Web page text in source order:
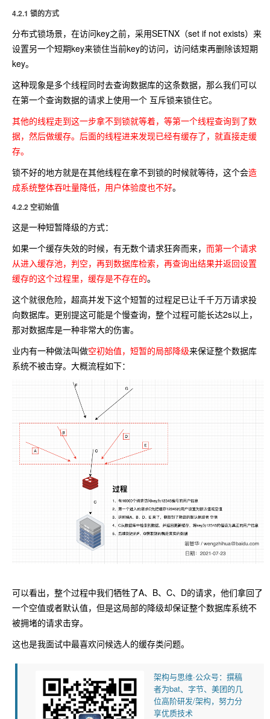
4.2.1 锁的方式
分布式锁场景，在访问key之前，采用SETNX（set if not exists）来
设置另一个短期key来锁住当前key的访问，访问结束再删除该短期
key。
这种现象是多个线程同时去查询数据库的这条数据，那么我们可以
在第一个查询数据的请求上使用一个 互斥锁来锁住它。
其他的线程走到这一步拿不到锁就等着，等第一个线程查询到了数
据，然后做缓存。后面的线程进来发现已经有缓存了，就直接走缓
存。
锁不好的地方就是在其他线程在拿不到锁的时候就等待，这个会造
成系统整体吞吐量降低，用户体验度也不好。
4.2.2 空初始值
这是一种短暂降级的方式：
如果一个缓存失效的时候，有无数个请求狂奔而来， 而第一个请求
从进入缓存池，判空，再到数据库检索，再查询出结果并返回设置
缓存的这个过程里，缓存是不存在的。
这个就很危险，超高并发下这个短暂的过程足已让千千万万请求投
向数据库。更别提这可能是个慢查询，整个过程可能长达2s以上，
那对数据库是一种非常大的伤害。
业内有一种做法叫做空初始值，短暂的局部降级来保证整个数据库
系统不被击穿。大概流程如下：
可以看出，整个过程中我们牺牲了A、B、C、D的请求，他们拿回了
一个空值或者默认值，但是这局部的降级却保证整个数据库系统不
被拥堵的请求击穿。
这也是我面试中最喜欢问候选人的缓存类问题。
架构与思维·公众号：撰稿
者为bat、字节、美团的几
位高阶研发/架构，努力分
享优质技术